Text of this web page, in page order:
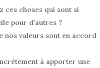
ces choses qui sont si
pour d’autres ?
nos valeurs sont en accord
à apporter une